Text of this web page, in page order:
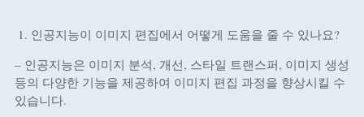
인공지능이 이미지 편집에서 어떻게 도움을 줄 수 있나요?
– 인공지능은 이미지 분석, 개선, 스타일 트랜스퍼, 이미지 생성
등의 다양한 기능을 제공하여 이미지 편집 과정을 향상시킬 수
있습니다.